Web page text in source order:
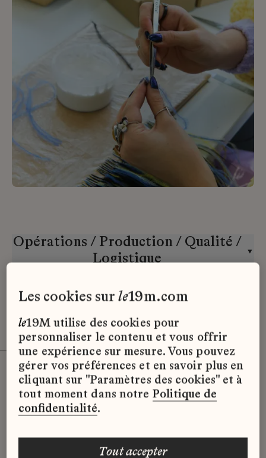
Opérations / Production / Qualité /
Logistique
CDI
Effacer les filtres (2) x
Désolé, il semble qu’il n’y ait pas
d’offres d’emploi disponibles pour le
moment.
les cookies surle19m.com
le19M utilise des cookies pour
personnaliser le contenu et vous offrir
une expérience sur mesure. Vous pouvez
gérer vos préférences et en savoir plus en
cliquant sur "Paramètres des cookies" et à
tout moment dans notre Politique de
confidentialité.
tout accepter